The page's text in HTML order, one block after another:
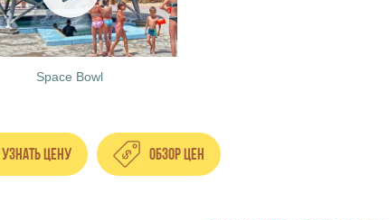
Space Bowl
Узнать цену Обзор цен